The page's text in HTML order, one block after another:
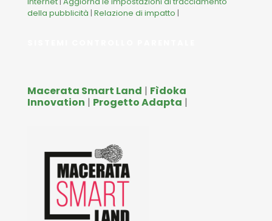
della pubblicità | Relazione di impatto |
Macerata Smart Land | Fìdoka
Innovation | Progetto Adapta |